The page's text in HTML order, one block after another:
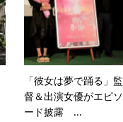
「彼女は夢で踊る」監
督＆出演女優がエピソ
ード披露 ...